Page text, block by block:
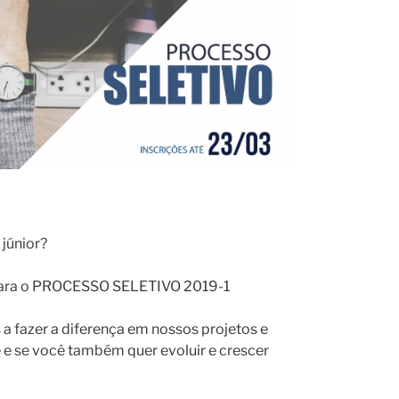
o PROCESSO SELETIVO 2019-1
fazer a diferença em nossos projetos e
se você também quer evoluir e crescer